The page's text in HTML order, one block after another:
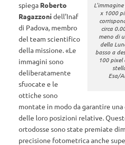
x 1000
circa
meno di
della
basso a
100 pixel
Esa/
spiega Roberto
Ragazzoni dell’Inaf
di Padova, membro
del team scientifico
della missione. «Le
immagini sono
deliberatamente
sfuocate e le
ottiche sono
montate in modo da garantire
delle loro posizioni relative.
ortodosse sono state premiate
precisione fotometrica anche